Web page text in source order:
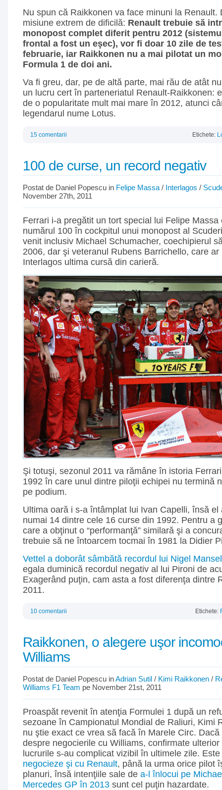
Nu spun că Raikkonen va face minuni la Renault.
misiune extrem de dificilă: Renault trebuie să
monopost complet diferit pentru 2012
frontal a fost un eşec), vor fi doar 10 zile de
februarie, iar Raikkonen nu a mai pilotat un
Formula 1 de doi ani.
Va fi greu, dar, pe de altă parte, mai rău de atât
un lucru cert în parteneriatul Renault-Raikkonen:
de o popularitate mult mai mare în 2012, atunci
legendarul nume Lotus.
15 comentarii Etichete:
100 de curse, un record negativ
Postat de Daniel Popescu in Felipe Massa / Interlagos /
November 27th, 2011
Ferrari i-a pregătit un tort special lui Felipe
numărul 100 în cockpitul unui monopost al
venit inclusiv Michael Schumacher, coechipierul
2006, dar şi veteranul Rubens Barrichello, care ar
Interlagos ultima cursă din carieră.
Şi totuşi, sezonul 2011 va rămâne în istoria
1992 în care unul dintre piloţii echipei nu termină
pe podium.
Ultima oară i s-a întâmplat lui Ivan Capelli, însă el
numai 14 dintre cele 16 curse din 1992. Pentru a
care a obţinut o “performanţă” similară şi a
trebuie să ne întoarcem tocmai în 1981 la Didier
Vettel a doborât sâmbătă recordul lui Nigel Mansel
egala duminică recordul negativ al lui Pironi de
Exagerând puţin, cam asta a fost diferenţa dintre
2011.
10 comentarii Etichete:
Raikkonen, o alegere uşor
Williams
Postat de Daniel Popescu inAdrian Sutil / Kimi Raikkonen /
Williams F1 Team pe November 21st, 2011
Proaspăt revenit în atenţia Formulei 1 după un
sezoane în Campionatul Mondial de Raliuri, Kimi
nu ştie exact ce vrea să facă în Marele Circ.
despre negocierile cu Williams, confirmate
lucrurile s-au complicat vizibil în ultimele zile.
negocieze şi cu Renault, până la urma orice pilot
planuri, însă intenţiile sale de a-l înlocui pe
Mercedes GP în 2013 sunt cel puţin hazardate.